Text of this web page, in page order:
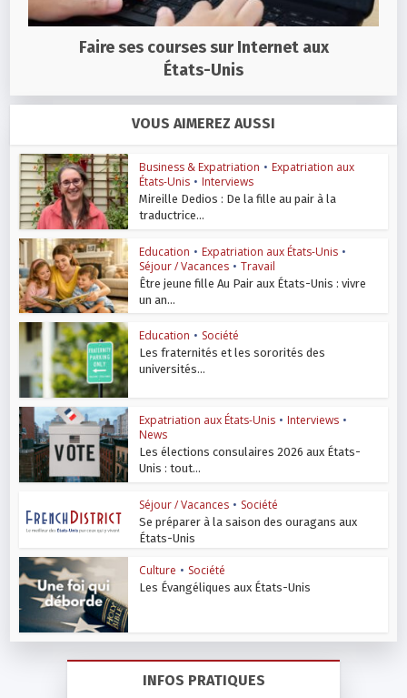
Faire ses courses sur Internet aux
États-Unis
VOUS AIMEREZ AUSSI
Business & Expatriation • Expatriation aux
États-Unis • Interviews
Mireille Dedios : De la fille au pair à la
traductrice...
Education • Expatriation aux États-Unis •
Séjour / Vacances • Travail
Être jeune fille Au Pair aux États-Unis : vivre
un an...
Education • Société
Les fraternités et les sororités des
universités...
Expatriation aux États-Unis • Interviews •
News
Les élections consulaires 2026 aux États-
Unis : tout...
Séjour / Vacances • Société
Se préparer à la saison des ouragans aux
États-Unis
Culture • Société
Les Évangéliques aux États-Unis
INFOS PRATIQUES